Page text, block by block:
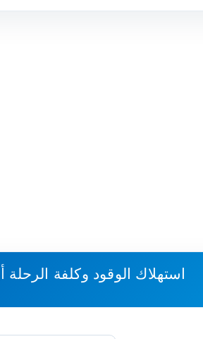
استهلاك الوقود وكلفة الرحلة